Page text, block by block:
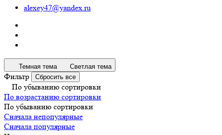
alexey47@yandex.ru
Темная тема Светлая тема
Фильтр Сбросить все
По убыванию сортировки
По возрастанию сортировки
По убыванию сортировки
Сначала непопулярные
Сначала популярные